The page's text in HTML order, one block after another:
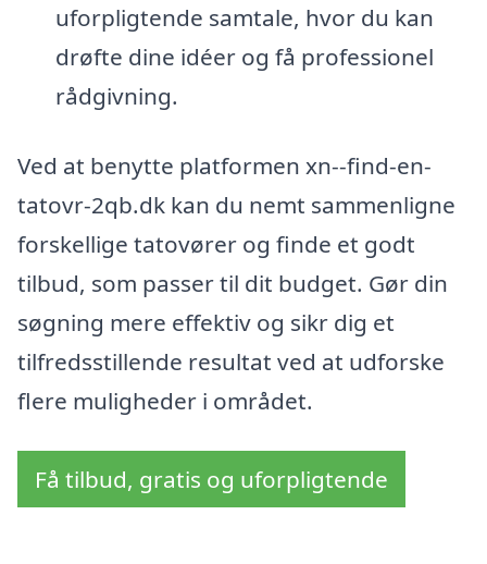
uforpligtende samtale, hvor du kan
drøfte dine idéer og få professionel
rådgivning.
Ved at benytte platformen xn--find-en-
tatovr-2qb.dk kan du nemt sammenligne
forskellige tatovører og finde et godt
tilbud, som passer til dit budget. Gør din
søgning mere effektiv og sikr dig et
tilfredsstillende resultat ved at udforske
flere muligheder i området.
Få tilbud, gratis og uforpligtende